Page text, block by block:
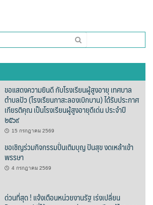
ร์ท
ขอแสดงความยินดี กับโรงเรียนผู้สูงอายุ เทศบาล
ตำบลปัว (โรงเรียนกาสะลองเบิกบาน) ได้รับประกาศ
เกียรติคุณ เป็นโรงเรียนผู้สูงอายุดีเด่น ประจำปี
๒๕๖๙
15 กรกฎาคม 2569
ขอเชิญร่วมกิจกรรมปั่นเติมบุญ ปันสุข งดเหล้าเข้า
พรรษา
4 กรกฎาคม 2569
ด่วนที่สุด ! แจ้งเตือนหน่วยงานรัฐ เร่งเปลี่ยน